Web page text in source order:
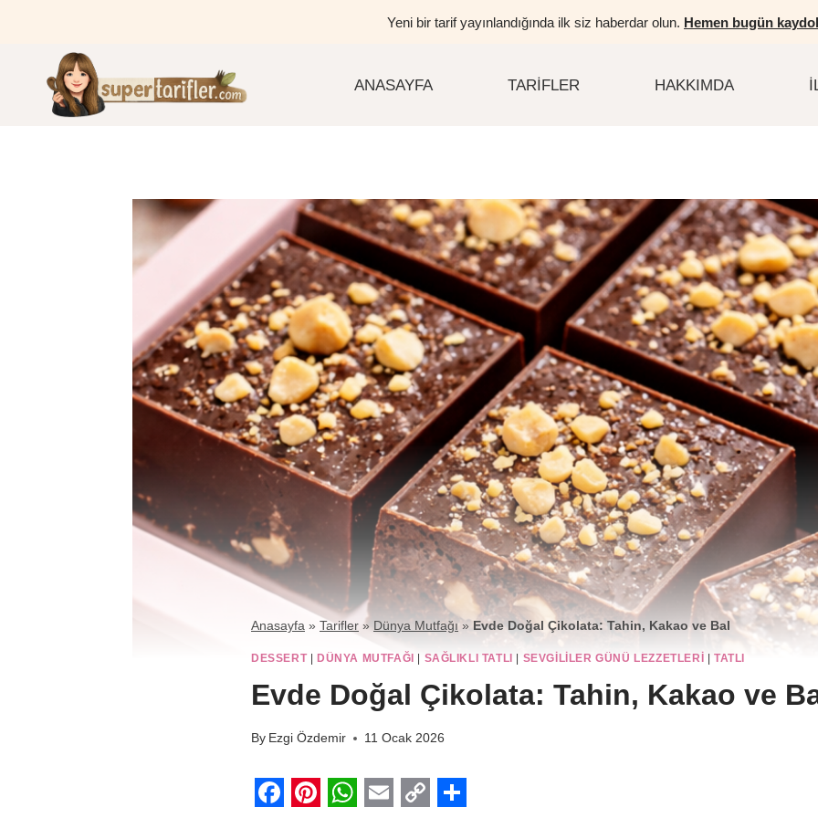
Yeni bir tarif yayınlandığında ilk siz haberdar olun. Hemen bugün
ANASAYFA TARIFLER HAKKIMDA
Anasayfa » Tarifler » Dünya Mutfağı» Evde Doğal Çikolata: Tahin, Kakao ve Bal
DESSERT| DÜNYA MUTFAĞI | SAĞLIKLI TATLI | SEVGILILER GÜNÜ LEZZETLERI | TATLI
Evde Doğal Çikolata: Tahin, Kakao ve
By Ezgi Özdemir 11 Ocak 2026